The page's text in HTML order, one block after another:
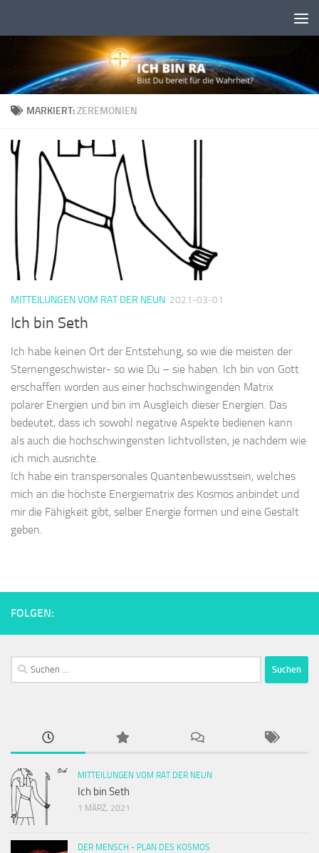
MARKIERT:ZEREMONIEN
MITTEILUNGEN VOM RAT DER NEUN 2021-03-01
Ich bin Seth
Ich habe keinen Ort der Entstehung, so wie die meisten der
Sternengeschwister- so wie Du – sie haben. Ich bin von Gott
erschaffen worden aus einer hochschwingenden Matrix
polarer Energien und bin im Ausgleich dieser Energien. Das
bedeutet, dass ich sowohl negative Aspekte bedienen kann
als auch die hochschwingensten lichtvollsten, je nachdem wie
ich mich ausrichte.
Ich habe ein transpersonales Quantenbewusstsein, welches
mich an die höchste Energiematrix des Kosmos anbindet und
mir die Fähigkeit gibt, selber Energie formen und eine Gestalt
geben.
FOLGEN:
Suchen
nach:
MITTEILUNGEN VOM RAT DER NEUN
Ich bin Seth
1 MÄRZ, 2021
DER MENSCH - PLAN DES KOSMOS